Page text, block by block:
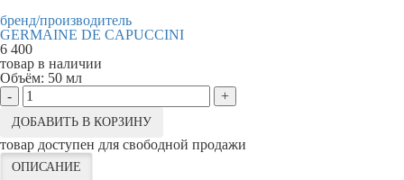
бренд/производитель
GERMAINE DE CAPUCCINI
6 400
товар в наличии
Объём: 50 мл
-
+
ДОБАВИТЬ В КОРЗИНУ
товар доступен для свободной продажи
ОПИСАНИЕ